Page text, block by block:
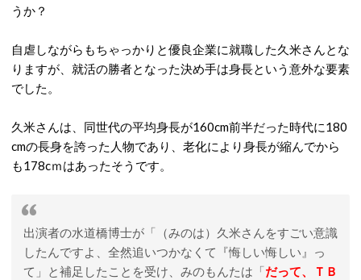
うか？
自虐しながらもちゃっかりと優良企業に就職した久米さんとな
りますが、就活の勝者となった決め手は身長という意外な要素
でした。
久米さんは、同世代の平均身長が160cm前半だった時代に180
cmの長身を誇った人物であり、老化により身長が縮んでから
も178cｍはあったそうです。
出演者の水道橋博士が「（みのは）久米さんをすごい意識
したんですよ、全然追いつかなくて『悔しい悔しい』っ
て」と補足したことを受け、みのもんたは「だって、ＴＢ